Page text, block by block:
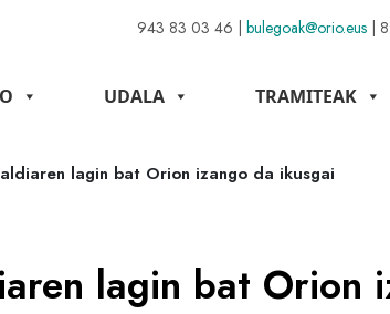
943 83 03 46 | bulegoak@orio.eus |
UDALA TRAMITEAK
lagin bat Orion izango da ikusgai
lagin bat Orion